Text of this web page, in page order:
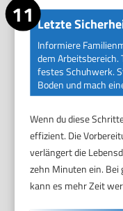
Letzte
Informiere
dem Arbeitsbereich.
festes Schuhwerk.
Boden und mach
Wenn du diese
effizient. Die
verlängert die
zehn Minuten ein. Bei
kann es mehr Zeit